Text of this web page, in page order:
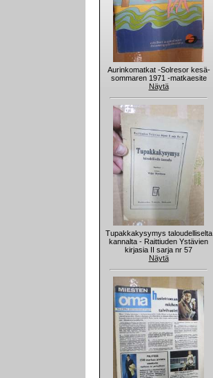
Aurinkomatkat -Solresor kesä-
sommaren 1971 -matkaesite
Näytä
Tupakkakysymys taloudelliselta
kannalta - Raittiuden Ystävien
kirjasia II sarja nr 57
Näytä